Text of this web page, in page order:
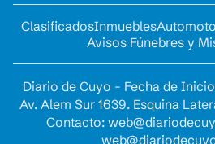
ClasificadosInmuebles
Avisos Fúnebres y
Diario de Cuyo - Fecha de
Av. Alem Sur 1639. Esquina
Contacto: